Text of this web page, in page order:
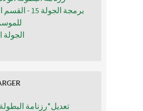
برمجة
للموسم
الجولة